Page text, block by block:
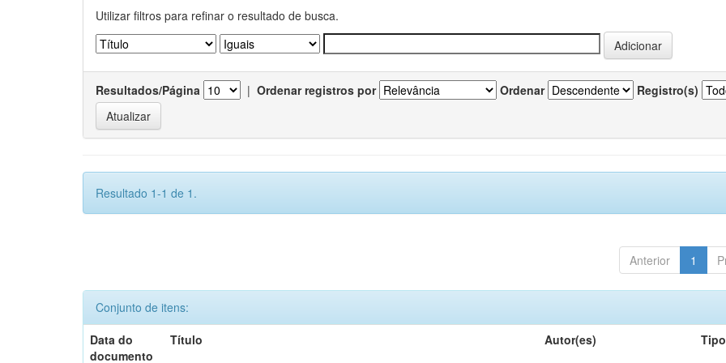
Utilizar filtros para refinar o resultado de busca.
Resultados/Página | Ordenar registros por Ordenar Registro(s)
Resultado 1-1 de 1.
Anterior 1
Conjunto de itens:
Data do
documento
Título Autor(es) Tipo